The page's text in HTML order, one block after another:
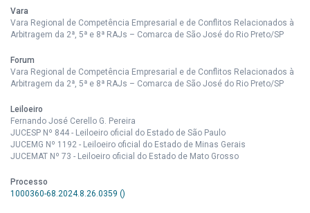
Vara
Vara Regional de Competência Empresarial e de Conflitos Relacionados à
Arbitragem da 2ª, 5ª e 8ª RAJs – Comarca de São José do Rio Preto/SP
Forum
Vara Regional de Competência Empresarial e de Conflitos Relacionados à
Arbitragem da 2ª, 5ª e 8ª RAJs – Comarca de São José do Rio Preto/SP
Leiloeiro
Fernando José Cerello G. Pereira
JUCESP Nº 844 - Leiloeiro oficial do Estado de São Paulo
JUCEMG Nº 1192 - Leiloeiro oficial do Estado de Minas Gerais
JUCEMAT Nº 73 - Leiloeiro oficial do Estado de Mato Grosso
Processo
1000360-68.2024.8.26.0359 ()